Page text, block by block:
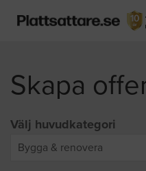
Skapa
Välj huvudkategori